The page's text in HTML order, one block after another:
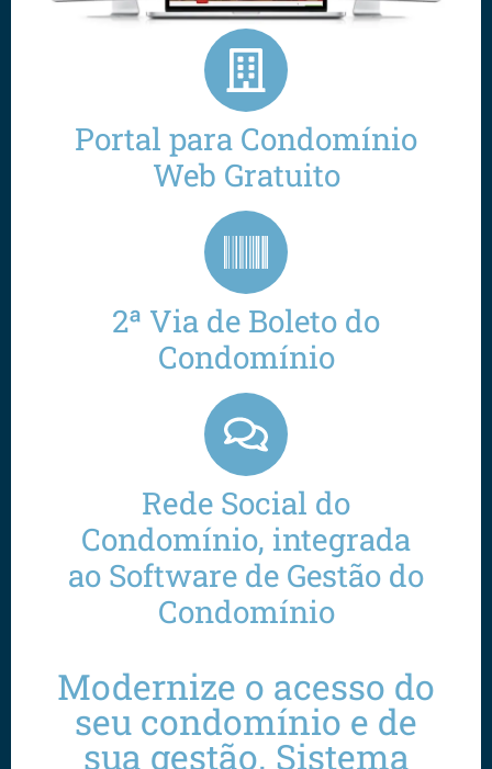
Portal para Condomínio
Web Gratuito
2ª Via de Boleto do
Condomínio
Rede Social do
Condomínio, integrada
ao Software de Gestão do
Condomínio
Modernize o acesso do
seu condomínio e de
sua gestão. Sistema